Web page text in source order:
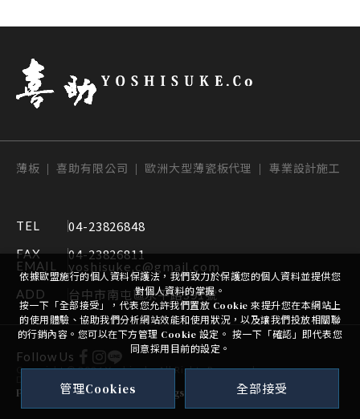
薄板 | 喜助有限公司 | 歐洲大型薄瓷板代理 | 專業設計施工
TEL 04-23826848
FAX 04-23826811
EMAIL yoshisuke.c@gmail.com
ADD 台中市南屯區永平路391號
Follow Us
Copyright ©2026YoshisukeAll Rights Reserved.
PRIVACY POLICYCookie Settings
依據歐盟施行的個人資料保護法，我們致力於保護您的個人資料並提供您
對個人資料的掌握。
按一下「全部接受」，代表您允許我們置放 Cookie 來提升您在本網站上
的使用體驗、協助我們分析網站效能和使用狀況，以及讓我們投放相關聯
的行銷內容。您可以在下方管理 Cookie 設定。 按一下「確認」即代表您
同意採用目前的設定。
管理Cookies 全部接受